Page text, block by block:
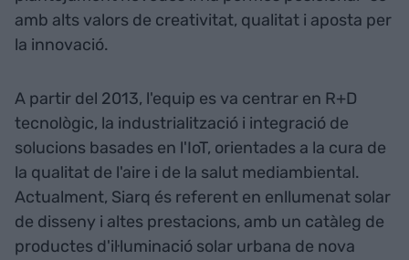
amb alts valors de creativitat, qualitat i aposta per
la innovació.
A partir del 2013, l'equip es va centrar en R+D
tecnològic, la industrialització i integració de
solucions basades en l'IoT, orientades a la cura de
la qualitat de l'aire i de la salut mediambiental.
Actualment, Siarq és referent en enllumenat solar
de disseny i altes prestacions, amb un catàleg de
productes d'il·luminació solar urbana de nova